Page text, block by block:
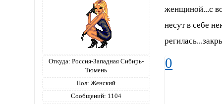
Откуда: Россия-Западная Сибирь-
Тюмень
Пол: Женский
Сообщений: 1104
женщиной...с
несут в себе
0